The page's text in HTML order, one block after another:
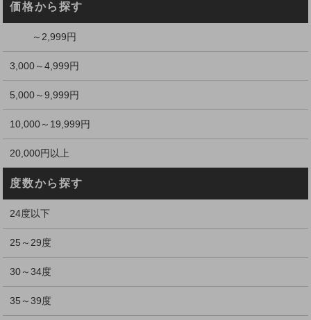
価格から探す
～2,999円
3,000～4,999円
5,000～9,999円
10,000～19,999円
20,000円以上
度数から探す
24度以下
25～29度
30～34度
35～39度